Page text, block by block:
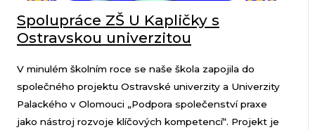
Spolupráce ZŠ U Kapličky s
Ostravskou univerzitou
V minulém školním roce se naše škola zapojila do
společného projektu Ostravské univerzity a Univerzity
Palackého v Olomouci „Podpora společenství praxe
jako nástroj rozvoje klíčových kompetencí“. Projekt je